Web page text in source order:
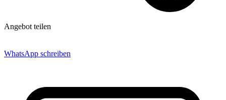
Angebot teilen
WhatsApp schreiben